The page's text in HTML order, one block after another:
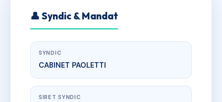
👤 Syndic & Mandat
SYNDIC
CABINET PAOLETTI
SIRET SYNDIC